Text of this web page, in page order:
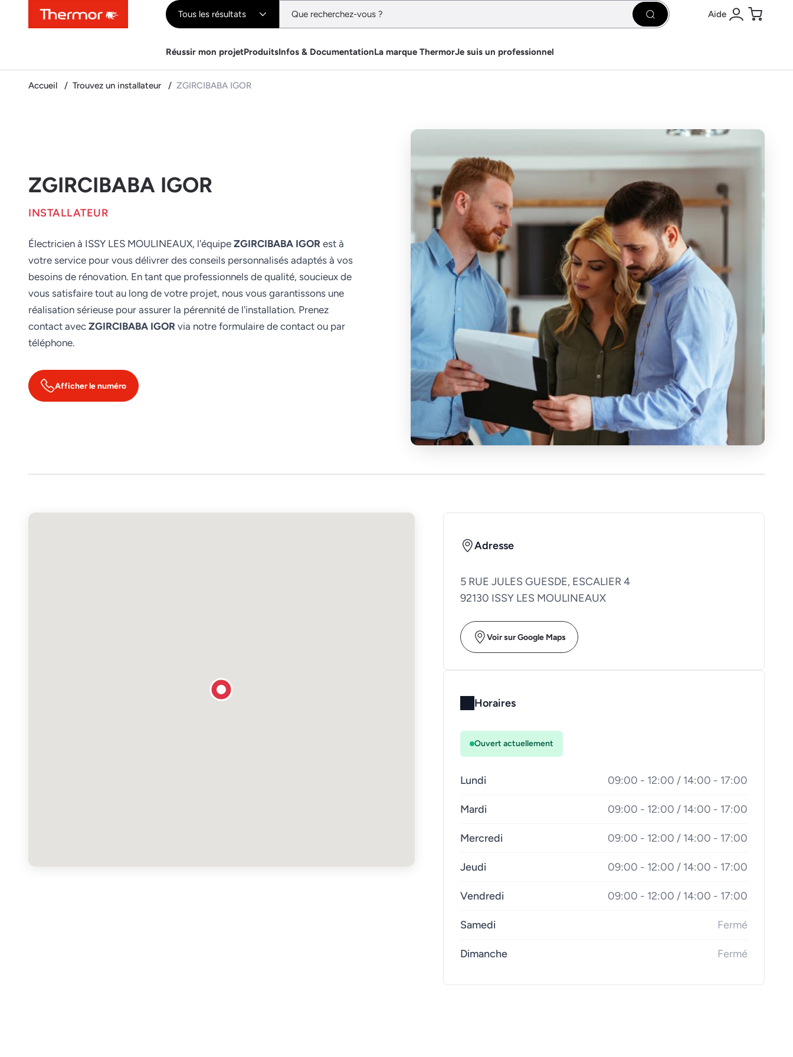
ContenuMenuRecherche Tous les résultats Rechercher Aide
Se connecter
Panier
Réussir mon projetProduitsInfos & DocumentationLa marque ThermorJe suis un professionnel
Accueil Trouvez un installateur ZGIRCIBABA IGOR
ZGIRCIBABA IGOR
INSTALLATEUR
Électricien à ISSY LES MOULINEAUX, l'équipe ZGIRCIBABA IGOR est à
votre service pour vous délivrer des conseils personnalisés adaptés à vos
besoins de rénovation. En tant que professionnels de qualité, soucieux de
vous satisfaire tout au long de votre projet, nous vous garantissons une
réalisation sérieuse pour assurer la pérennité de l'installation. Prenez
contact avec ZGIRCIBABA IGOR via notre formulaire de contact ou par
téléphone.
Afficher le numéro
Adresse
5 RUE JULES GUESDE, ESCALIER 4
92130 ISSY LES MOULINEAUX
Voir sur Google Maps
Horaires
Ouvert actuellement
Lundi 09:00 - 12:00 / 14:00 - 17:00
Mardi 09:00 - 12:00 / 14:00 - 17:00
Mercredi 09:00 - 12:00 / 14:00 - 17:00
Jeudi 09:00 - 12:00 / 14:00 - 17:00
Vendredi 09:00 - 12:00 / 14:00 - 17:00
Samedi Fermé
Dimanche Fermé